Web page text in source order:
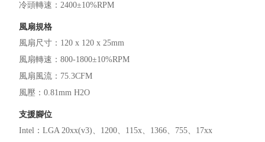
冷頭轉速 ： 2400±10%RPM
風扇規格
風扇尺寸 ： 120 x 120 x 25mm
風扇轉速 ： 800-1800±10%RPM
風扇風流 ： 75.3CFM
風壓 ： 0.81mm H2O
支援腳位
Intel ： LGA 20xx(v3) 1200 115x 1366 755
17xx